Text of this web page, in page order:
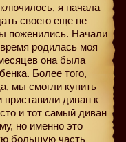
я начала
своего еще не
поженились. Начали
родилась моя
она была
Более того,
мы смогли купить
приставили диван к
и тот самый диван
но именно это
большую часть